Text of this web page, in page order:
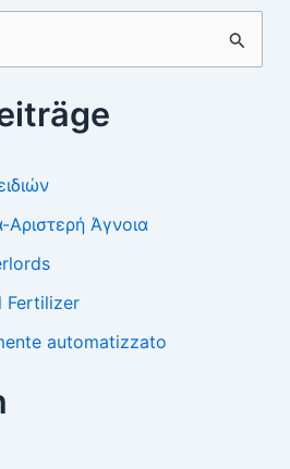
Αριστερή Άγνοια
Fertilizer
automatizzato